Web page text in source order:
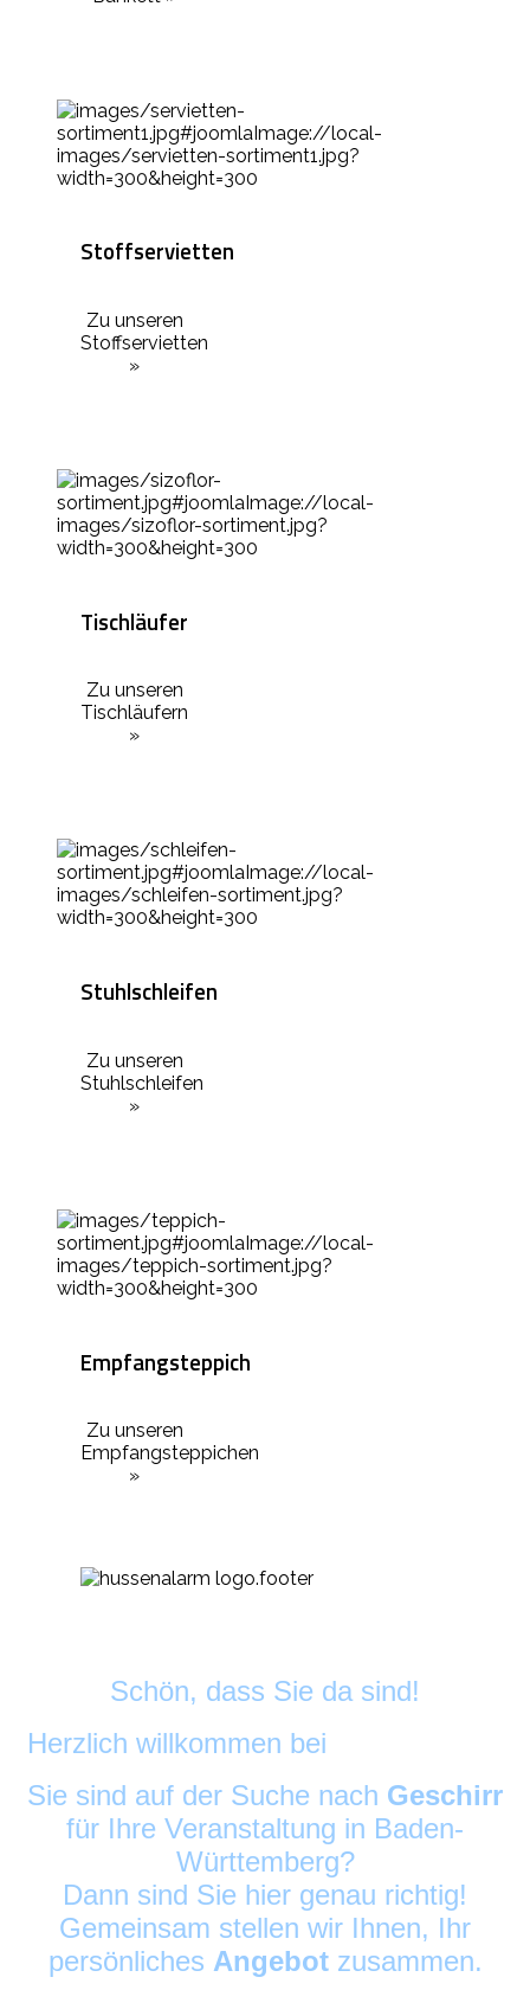
Stoffservietten
Zu unseren
Stoffservietten
»
Tischläufer
Zu unseren
Tischläufern
»
Stuhlschleifen
Zu unseren
Stuhlschleifen
»
Empfangsteppich
Zu unseren
Empfangsteppichen
»
Schön, dass Sie da sind!
Herzlich willkommen bei
Sie sind auf der Suche nach Geschirr
für Ihre Veranstaltung in Baden-
Württemberg?
Dann sind Sie hier genau richtig!
Gemeinsam stellen wir Ihnen, Ihr
persönliches Angebot zusammen.